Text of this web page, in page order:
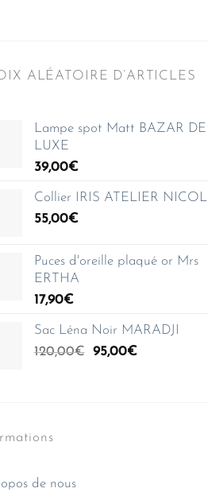
ALÉATOIRE D’ARTICLES
Lampe spot Matt BAZAR DE
LUXE
39,00€
Collier IRIS ATELIER NICOL
55,00€
Puces d'oreille plaqué or Mrs
ERTHA
17,90€
Sac Léna Noir MARADJI
120,00€
Le
95,00€Le
de nous